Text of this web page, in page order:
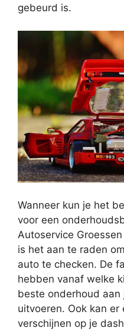
gebeurd is.
Wanneer kun je het
voor een
Autoservice
is het aan te raden
auto te checken. De
hebben vanaf welke
beste onderhoud
uitvoeren. Ook kan er
verschijnen op je